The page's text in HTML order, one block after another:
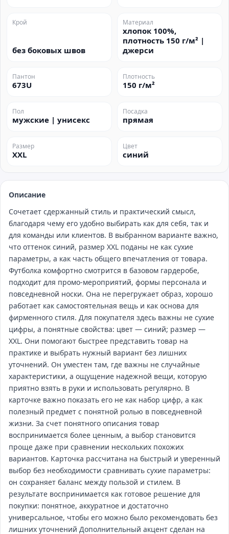
Крой
без боковых швов
Материал
хлопок 100%,
плотность 150 г/м² |
джерси
Пантон
673U
Плотность
150 г/м²
Пол
мужские | унисекс
Посадка
прямая
Размер
XXL
Цвет
синий
Описание
Сочетает сдержанный стиль и практический смысл,
благодаря чему его удобно выбирать как для себя, так и
для команды или клиентов. В выбранном варианте важно,
что оттенок синий, размер XXL поданы не как сухие
параметры, а как часть общего впечатления от товара.
Футболка комфортно смотрится в базовом гардеробе,
подходит для промо‑мероприятий, формы персонала и
повседневной носки. Она не перегружает образ, хорошо
работает как самостоятельная вещь и как основа для
фирменного стиля. Для покупателя здесь важны не сухие
цифры, а понятные свойства: цвет — синий; размер —
XXL. Они помогают быстрее представить товар на
практике и выбрать нужный вариант без лишних
уточнений. Он уместен там, где важны не случайные
характеристики, а ощущение надежной вещи, которую
приятно взять в руки и использовать регулярно. В
карточке важно показать его не как набор цифр, а как
полезный предмет с понятной ролью в повседневной
жизни. За счет понятного описания товар
воспринимается более ценным, а выбор становится
проще даже при сравнении нескольких похожих
вариантов. Карточка рассчитана на быстрый и уверенный
выбор без необходимости сравнивать сухие параметры:
он сохраняет баланс между пользой и стилем. В
результате воспринимается как готовое решение для
покупки: понятное, аккуратное и достаточно
универсальное, чтобы его можно было рекомендовать без
лишних уточнений Дополнительный акцент сделан на